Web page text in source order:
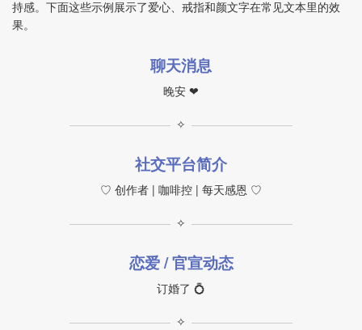
持感。下面这些示例展示了爱心、戒指和颜文字在常见文本里的效
果。
聊天消息
晚安 ❤
✧
社交平台简介
♡ 创作者 | 咖啡控 | 每天感恩 ♡
✧
恋爱 / 官宣动态
订婚了 💍
✧